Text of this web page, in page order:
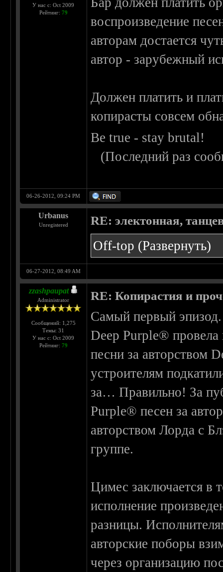
У нас с: Oct 2009
Рейтинг: 79
воспроизведение
авторам достается
автор - зарубежный
Должен платить и
копирасты совсем
Be true - stay brutal!
(Последний раз
06-26-2012, 09:24 PM
Urbanus
Unregistered RE: электонная,
Off-top (Развернуть)
06-27-2012, 08:49 AM
zzashpaupat
Administrator
Сообщений: 1,275
Темы: 31
У нас с: Oct 2009
Рейтинг: 79
RE: Копирастия и
Самый первый
Deep Purple® провела
песни за авторством
устроителям
за… Правильно! За
Purple® песен за
авторством Лорда с
группе.
Цимес заключается в
исполнение
разницы.
авторские поборы
через организацию